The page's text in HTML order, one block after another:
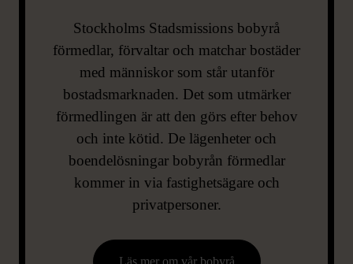
Stockholms Stadsmissions bobyrå
förmedlar, förvaltar och matchar bostäder
med människor som står utanför
bostadsmarknaden. Det som utmärker
förmedlingen är att den görs efter behov
och inte kötid. De lägenheter och
boendelösningar bobyrån förmedlar
kommer in via fastighetsägare och
privatpersoner.
Läs mer om vår bobyrå